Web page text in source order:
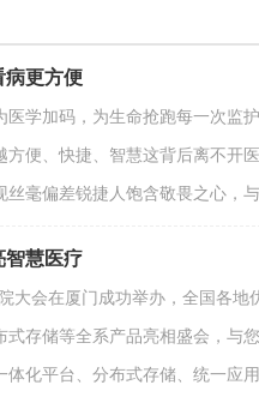
病更方便
学加码，为生命抢跑每一次
便、快捷、智慧这背后离不
毫偏差锐捷人饱含敬畏之心，
智慧医疗
会在厦门成功举办，全国各
存储等全系产品亮相盛会，与
化平台、分布式存储、统一应